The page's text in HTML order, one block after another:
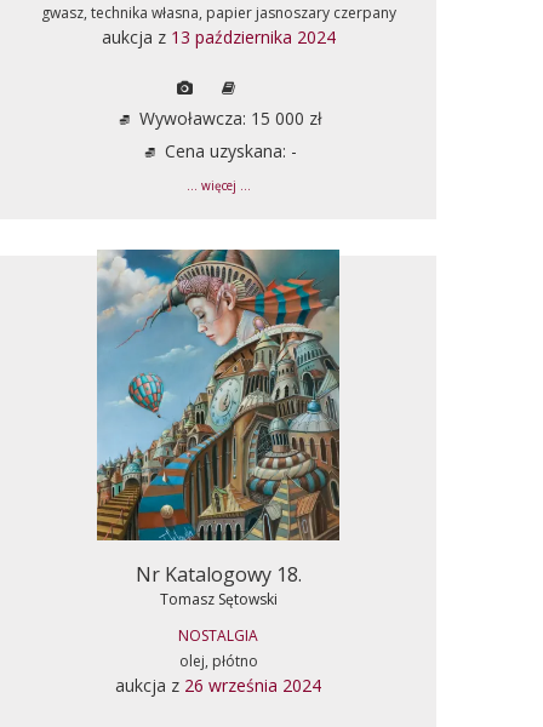
gwasz, technika własna, papier jasnoszary czerpany
aukcja z 13 października 2024
Wywoławcza: 15 000 zł
Cena uzyskana: -
... więcej ...
Nr Katalogowy 18.
Tomasz Sętowski
NOSTALGIA
olej, płótno
aukcja z 26 września 2024